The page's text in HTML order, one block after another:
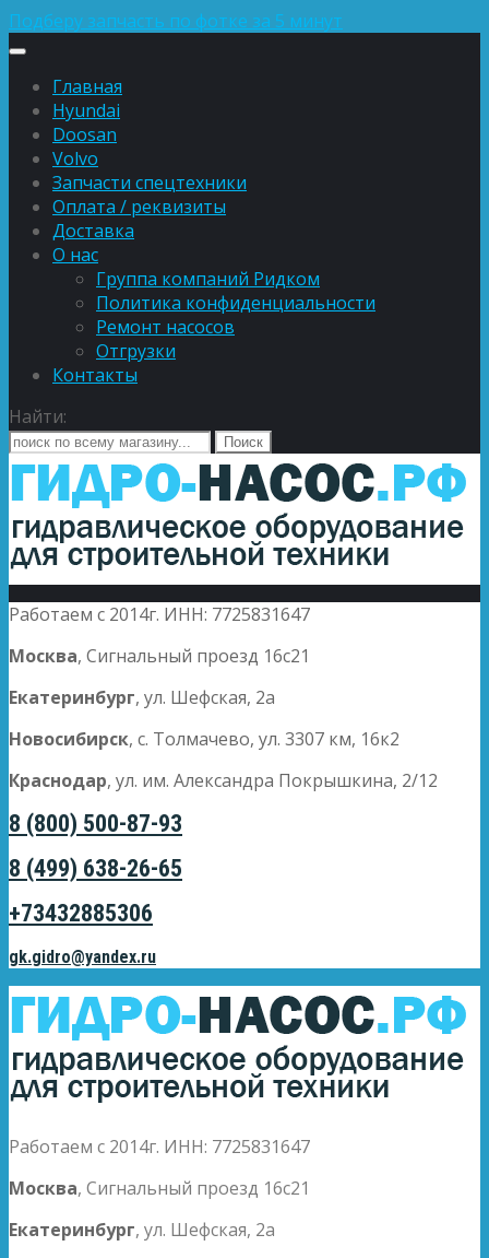
Подберу запчасть по фотке за 5 минут
Главная
Hyundai
Doosan
Volvo
Запчасти спецтехники
Оплата / реквизиты
Доставка
О нас
Группа компаний Ридком
Политика конфиденциальности
Ремонт насосов
Отгрузки
Контакты
Найти:
Работаем с 2014г. ИНН: 7725831647
Москва, Сигнальный проезд 16с21
Екатеринбург, ул. Шефская, 2а
Новосибирск, с. Толмачево, ул. 3307 км, 16к2
Краснодар, ул. им. Александра Покрышкина, 2/12
8 (800) 500-87-93
8 (499) 638-26-65
+73432885306
gk.gidro@yandex.ru
Работаем с 2014г. ИНН: 7725831647
Москва, Сигнальный проезд 16с21
Екатеринбург, ул. Шефская, 2а